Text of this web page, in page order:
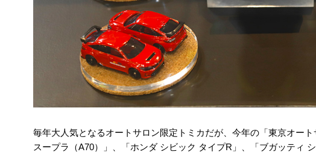
毎年大人気となるオートサロン限定トミカだが、今年の「東京オー
スープラ（A70）」、「ホンダ シビック タイプR」、「ブガッティ